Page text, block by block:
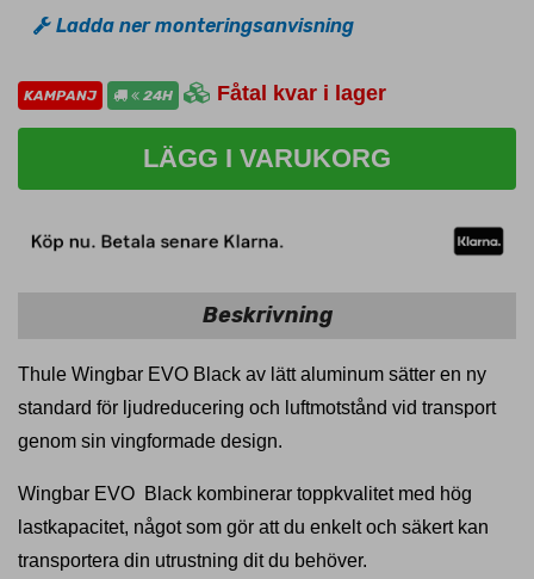
Ladda ner monteringsanvisning
KAMPANJ 24H Fåtal kvar i lager
LÄGG I VARUKORG
Beskrivning
Thule Wingbar EVO Black av lätt aluminum sätter en ny
standard för ljudreducering och luftmotstånd vid transport
genom sin vingformade design.
Wingbar EVO Black kombinerar toppkvalitet med hög
lastkapacitet, något som gör att du enkelt och säkert kan
transportera din utrustning dit du behöver.